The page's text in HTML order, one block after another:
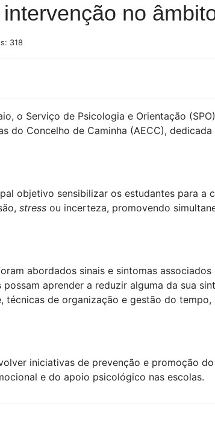
no
318
o Serviço de Psicologia e Orientação
do Concelho de Caminha (AECC),
objetivo sensibilizar os estudantes para a
stress ou incerteza, promovendo
abordados sinais e sintomas
aprender a reduzir alguma da sua
técnicas de organização e gestão do
iniciativas de prevenção e promoção
e do apoio psicológico nas escolas.